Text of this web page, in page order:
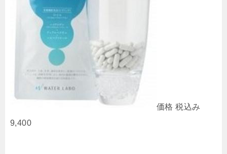
価格 税込み
9,400